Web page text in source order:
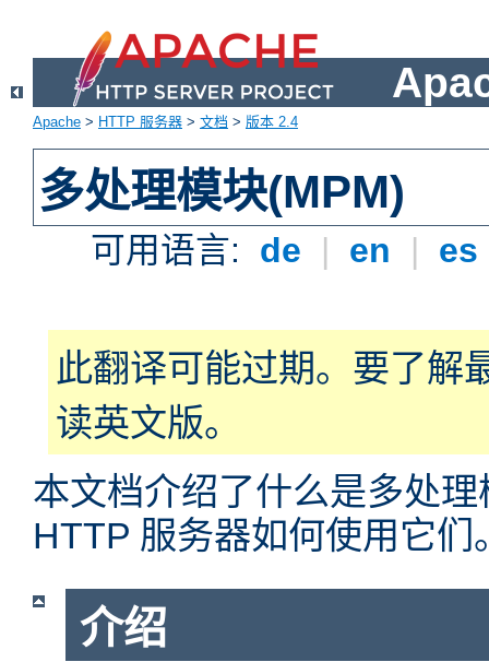
Apache > HTTP 服务器 > 文档 > 版本 2.4
多处理模块(MPM)
可用语言: de | en | es
此翻译可能过期。要了解
读英文版。
本文档介绍了什么是多处
HTTP 服务器如何使用它们
介绍